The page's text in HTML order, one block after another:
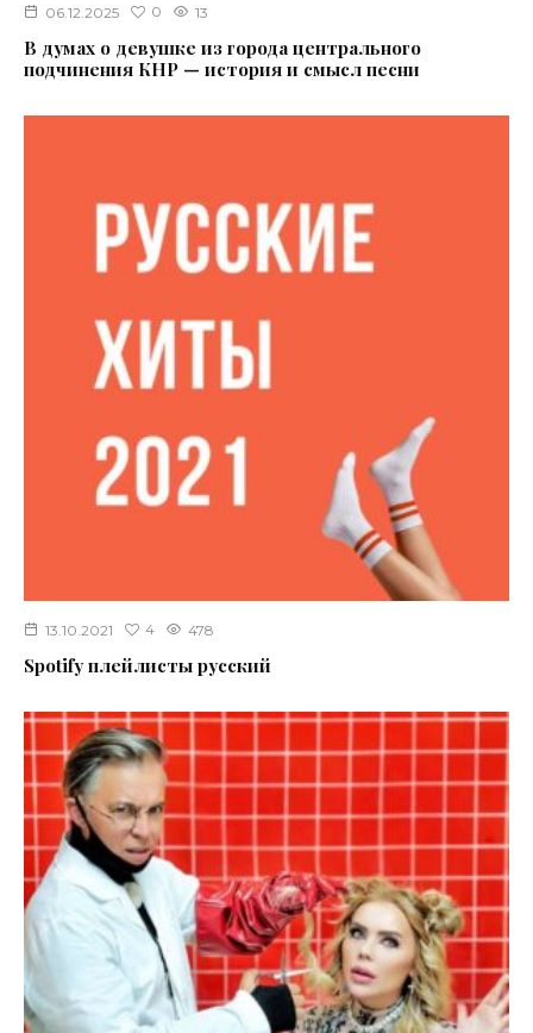
06.12.2025 0 13
В думах о девушке из города центрального
подчинения КНР — история и смысл песни
13.10.2021 4 478
Spotify плейлисты русский